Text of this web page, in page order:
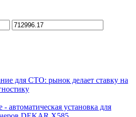
для СТО: рынок делает ставку на
автоматическая установка для